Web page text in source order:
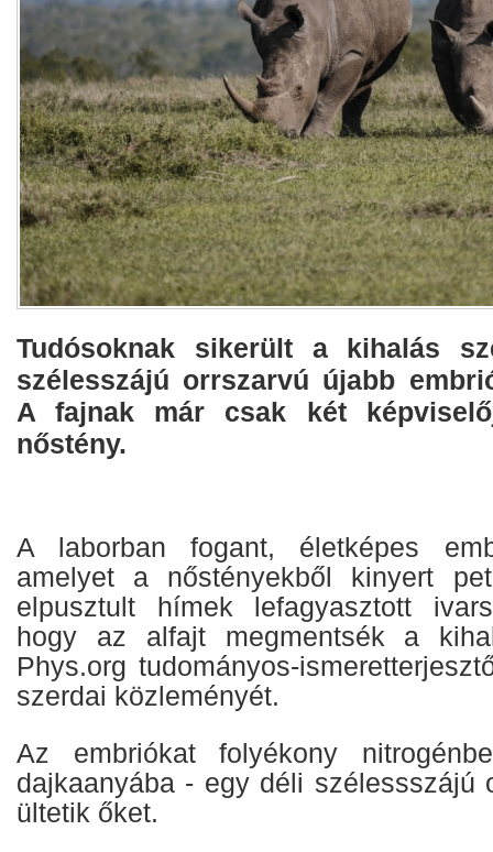
Tudósoknak sikerült a kihalás
szélesszájú orrszarvú újabb
A fajnak már csak két
nőstény.
A laborban fogant, életképes
amelyet a nőstényekből kinyert
elpusztult hímek lefagyasztott
hogy az alfajt megmentsék a
Phys.org tudományos-
szerdai közleményét.
Az embriókat folyékony
dajkaanyába - egy déli szélessszájú
ültetik őket.